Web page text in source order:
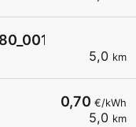
5,0 km
öffentlich
0,70 €/kWh
5,0 km